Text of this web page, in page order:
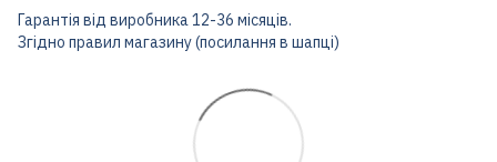
Гарантія від виробника 12-36 місяців.
Згідно правил магазину (посилання в шапці)